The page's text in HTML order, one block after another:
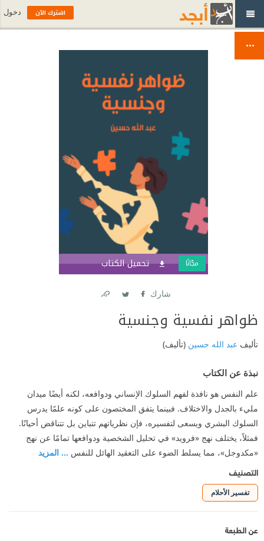
تحميل الكتاب مجّانًا
شارك
ظواهر نفسية وجنسية
تأليف عبد الله حسين (تأليف)
نبذة عن الكتاب
علم النفس هو نافذة لفهم السلوك الإنساني ودوافعه، لكنه أيضًا ميدان
مليء بالجدل والاختلاف. فبينما يتفق المختصون على كونه علمًا يدرس
السلوك البشري ويسعى لتفسيره، فإن نظرياتهم تتباين بل تتناقض أحيانًا.
فمثلاً، يختلف نهج «فرويد» في تحليل الشخصية ودوافعها تمامًا عن نهج
«مكدوجل»، مما يسلط الضوء على التعقيد الهائل للنفس ... المزيد
التصنيف
تفسير الأحلام
عن الطبعة
اشترك الآن دخول